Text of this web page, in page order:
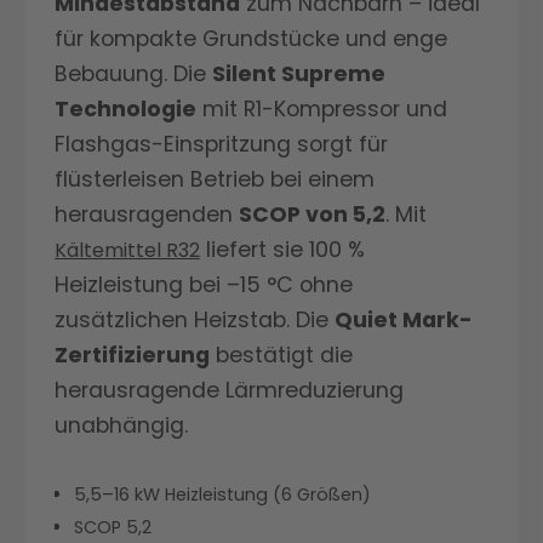
für kompakte Grundstücke und enge
Bebauung. Die Silent Supreme
Technologie mit R1-Kompressor und
Flashgas-Einspritzung sorgt für
flüsterleisen Betrieb bei einem
herausragenden SCOP von 5,2. Mit
Kältemittel R32 liefert sie 100 %
Heizleistung bei –15 °C ohne
zusätzlichen Heizstab. Die Quiet Mark-
Zertifizierung bestätigt die
herausragende Lärmreduzierung
unabhängig.
5,5–16 kW Heizleistung (6 Größen)
SCOP 5,2